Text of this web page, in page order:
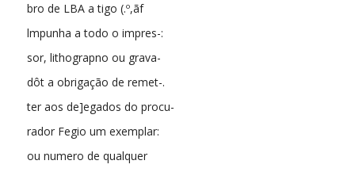
bro de LBA a tigo (.º,ãf
lmpunha a todo o impres-:
sor, lithograpno ou grava-
dôt a obrigação de remet-.
ter aos de]egados do procu-
rador Fegio um exemplar:
ou numero de qualquer